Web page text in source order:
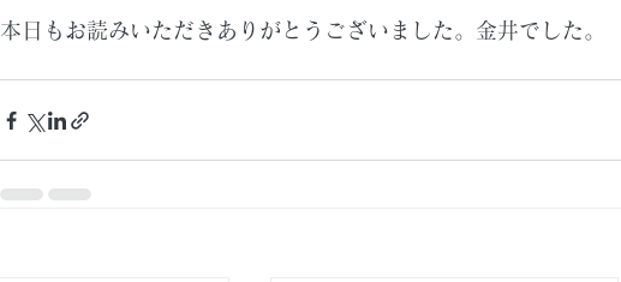
本日もお読みいただきありがとうございました。金井でした。